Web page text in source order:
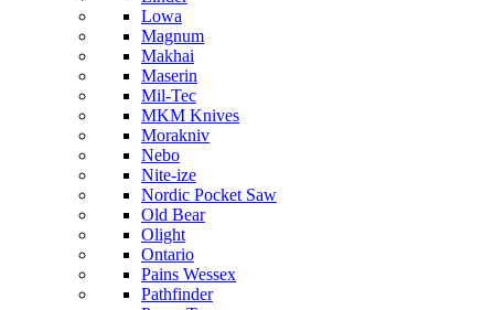
Lowa
Magnum
Makhai
Maserin
Mil-Tec
MKM Knives
Morakniv
Nebo
Nite-ize
Nordic Pocket Saw
Old Bear
Olight
Ontario
Pains Wessex
Pathfinder